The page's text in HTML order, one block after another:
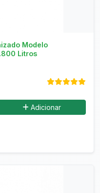
Modelo
Litros
Adicionar